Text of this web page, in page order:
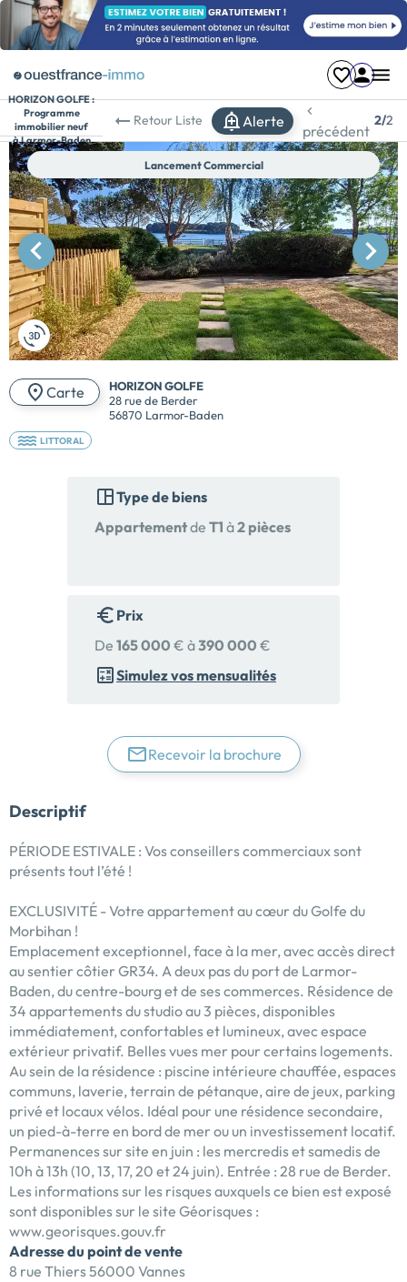
HORIZON GOLFE :
Programme
immobilier neuf
à Larmor-Baden
Retour Liste Alerte
précédent
2/2
Lancement Commercial
Carte
HORIZON GOLFE
28 rue de Berder
56870 Larmor-Baden
LITTORAL
Type de biens
Appartementde T1 à2 pièces
Prix
De 165 000 € à390 000 €
Simulez vos mensualités
Recevoir la brochure
Descriptif
PÉRIODE ESTIVALE : Vos conseillers commerciaux sont
présents tout l’été !
EXCLUSIVITÉ - Votre appartement au cœur du Golfe du
Morbihan !
Emplacement exceptionnel, face à la mer, avec accès direct
au sentier côtier GR34. A deux pas du port de Larmor-
Baden, du centre-bourg et de ses commerces. Résidence de
34 appartements du studio au 3 pièces, disponibles
immédiatement, confortables et lumineux, avec espace
extérieur privatif. Belles vues mer pour certains logements.
Au sein de la résidence : piscine intérieure chauffée, espaces
communs, laverie, terrain de pétanque, aire de jeux, parking
privé et locaux vélos. Idéal pour une résidence secondaire,
un pied-à-terre en bord de mer ou un investissement locatif.
Permanences sur site en juin : les mercredis et samedis de
10h à 13h (10, 13, 17, 20 et 24 juin). Entrée : 28 rue de Berder.
Les informations sur les risques auxquels ce bien est exposé
sont disponibles sur le site Géorisques :
www.georisques.gouv.fr
Adresse du point de vente
8 rue Thiers 56000 Vannes